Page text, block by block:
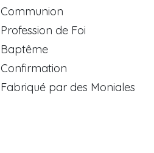
Communion
Profession de Foi
Baptême
Confirmation
Fabriqué par des Moniales